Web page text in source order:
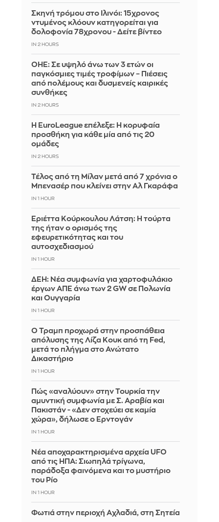
Σκηνή τρόμου στο Ιλινόι: 15χρονος
ντυμένος κλόουν κατηγορείται για
δολοφονία 78χρονου - Δείτε βίντεο
IN 2 HOURS
ΟΗΕ: Σε υψηλό άνω των 3 ετών οι
παγκόσμιες τιμές τροφίμων – Πιέσεις
από πολέμους και δυσμενείς καιρικές
συνθήκες
IN 2 HOURS
Η EuroLeague επέλεξε: Η κορυφαία
προσθήκη για κάθε μία από τις 20
ομάδες
IN 2 HOURS
Τέλος από τη Μίλαν μετά από 7 χρόνια ο
Μπενασέρ που κλείνει στην Αλ Γκαράφα
IN 1 HOUR
Εριέττα Κούρκουλου Λάτση: Η τούρτα
της ήταν ο ορισμός της
εφευρετικότητας και του
αυτοσχεδιασμού
IN 1 HOUR
ΔΕΗ: Νέα συμφωνία για χαρτοφυλάκιο
έργων ΑΠΕ άνω των 2 GW σε Πολωνία
και Ουγγαρία
IN 1 HOUR
Ο Τραμπ προχωρά στην προσπάθεια
απόλυσης της Λίζα Κουκ από τη Fed,
μετά το πλήγμα στο Ανώτατο
Δικαστήριο
IN 1 HOUR
Πώς «αναλύουν» στην Τουρκία την
αμυντική συμφωνία με Σ. Αραβία και
Πακιστάν - «Δεν στοχεύει σε καμία
χώρα», δήλωσε ο Ερντογάν
IN 1 HOUR
Νέα αποχαρακτηρισμένα αρχεία UFO
από τις ΗΠΑ: Σιωπηλά τρίγωνα,
παράδοξα φαινόμενα και το μυστήριο
του Ρίο
IN 1 HOUR
Φωτιά στην περιοχή Αχλαδιά, στη Σητεία